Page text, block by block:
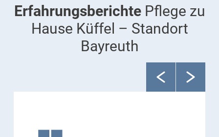
ErfahrungsberichtePflege zu
Hause Küffel – Standort
Bayreuth